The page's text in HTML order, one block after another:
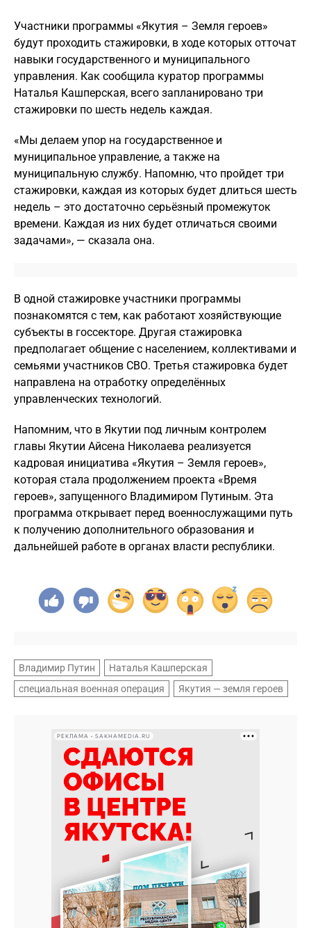
Участники программы «Якутия – Земля героев»
будут проходить стажировки, в ходе которых отточат
навыки государственного и муниципального
управления. Как сообщила куратор программы
Наталья Кашперская, всего запланировано три
стажировки по шесть недель каждая.
«Мы делаем упор на государственное и
муниципальное управление, а также на
муниципальную службу. Напомню, что пройдет три
стажировки, каждая из которых будет длиться шесть
недель – это достаточно серьёзный промежуток
времени. Каждая из них будет отличаться своими
задачами», — сказала она.
В одной стажировке участники программы
познакомятся с тем, как работают хозяйствующие
субъекты в госсекторе. Другая стажировка
предполагает общение с населением, коллективами и
семьями участников СВО. Третья стажировка будет
направлена на отработку определённых
управленческих технологий.
Напомним, что в Якутии под личным контролем
главы Якутии Айсена Николаева реализуется
кадровая инициатива «Якутия – Земля героев»,
которая стала продолжением проекта «Время
героев», запущенного Владимиром Путиным. Эта
программа открывает перед военнослужащими путь
к получению дополнительного образования и
дальнейшей работе в органах власти республики.
Владимир Путин
Наталья Кашперская
специальная военная операция
Якутия — земля героев
РЕКЛАМА • SAKHAMEDIA.RU